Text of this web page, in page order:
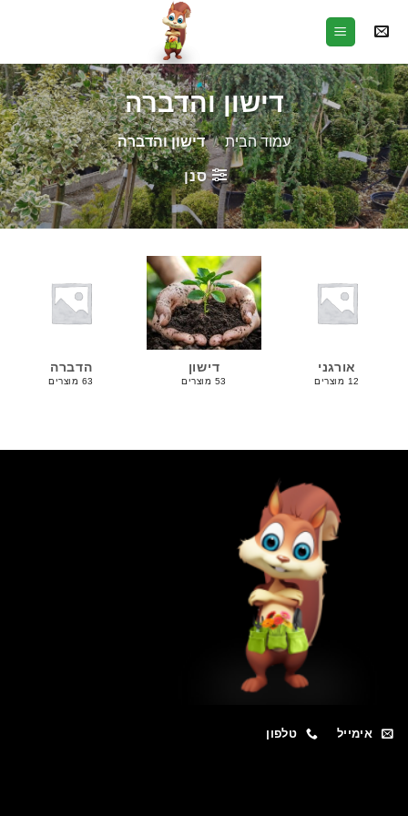
דישון והדברה
עמוד הבית / דישון והדברה
סנן
אורגני
12 מוצרים
דישון
53 מוצרים
הדברה
63 מוצרים
אימייל טלפון